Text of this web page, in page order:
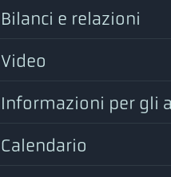
Bilanci e relazioni
Video
Informazioni per gli
Calendario